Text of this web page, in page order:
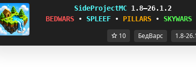
SideProjectMC 1.8–26.1.2
BEDWARS
• SPLEEF • PILLARS • SKYWARS
10 БедВарс 1.8-